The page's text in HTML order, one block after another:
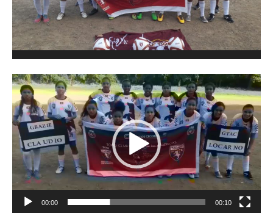
Reproductor
de
vídeo
00:00 00:10